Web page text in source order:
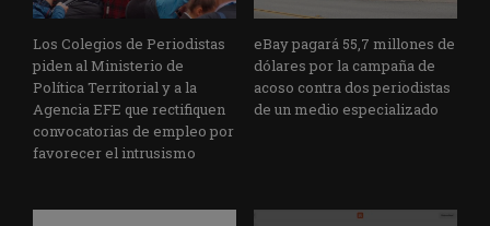
Los Colegios de Periodistas
piden al Ministerio de
Política Territorial y a la
Agencia EFE que rectifiquen
convocatorias de empleo por
favorecer el intrusismo
eBay pagará 55,7 millones de
dólares por la campaña de
acoso contra dos periodistas
de un medio especializado